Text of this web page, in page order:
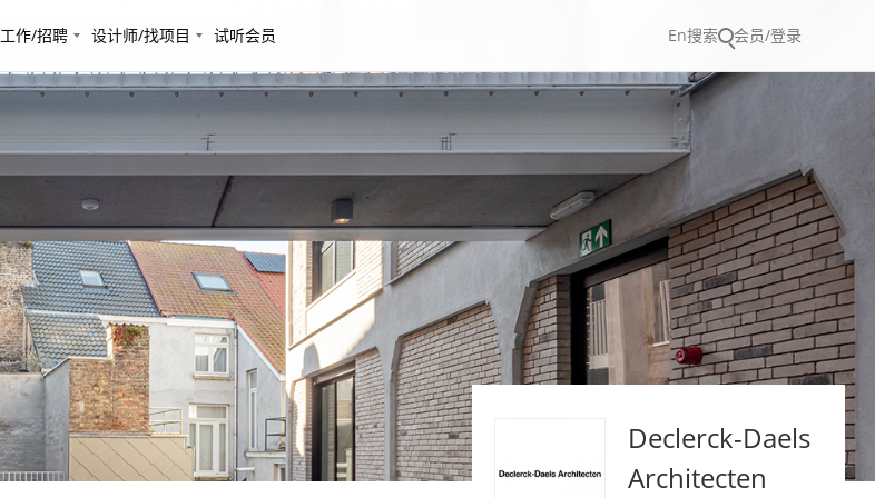
工作/招聘 设计师/找项目 试听会员 En搜索 会员/登录
Declerck-Daels
Architecten